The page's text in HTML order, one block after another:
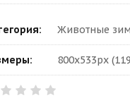
Животные
800x533px